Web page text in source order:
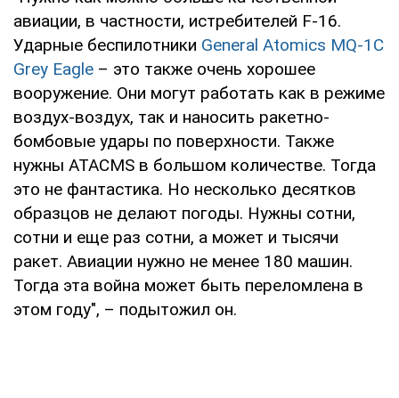
авиации, в частности, истребителей F-16.
Ударные беспилотники General Atomics MQ-1C
Grey Eagle – это также очень хорошее
вооружение. Они могут работать как в режиме
воздух-воздух, так и наносить ракетно-
бомбовые удары по поверхности. Также
нужны ATACMS в большом количестве. Тогда
это не фантастика. Но несколько десятков
образцов не делают погоды. Нужны сотни,
сотни и еще раз сотни, а может и тысячи
ракет. Авиации нужно не менее 180 машин.
Тогда эта война может быть переломлена в
этом году", – подытожил он.